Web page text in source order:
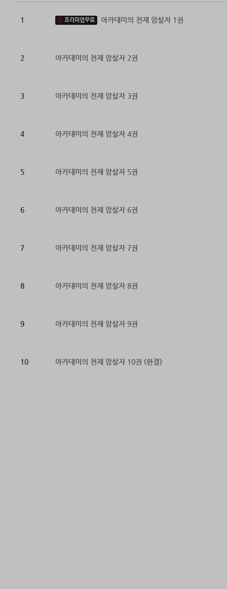
1 프리미엄무료 아카데미의 천재 암살자 1권
2 아카데미의 천재 암살자 2권
3 아카데미의 천재 암살자 3권
4 아카데미의 천재 암살자 4권
5 아카데미의 천재 암살자 5권
6 아카데미의 천재 암살자 6권
7 아카데미의 천재 암살자 7권
8 아카데미의 천재 암살자 8권
9 아카데미의 천재 암살자 9권
10 아카데미의 천재 암살자 10권 (완결)